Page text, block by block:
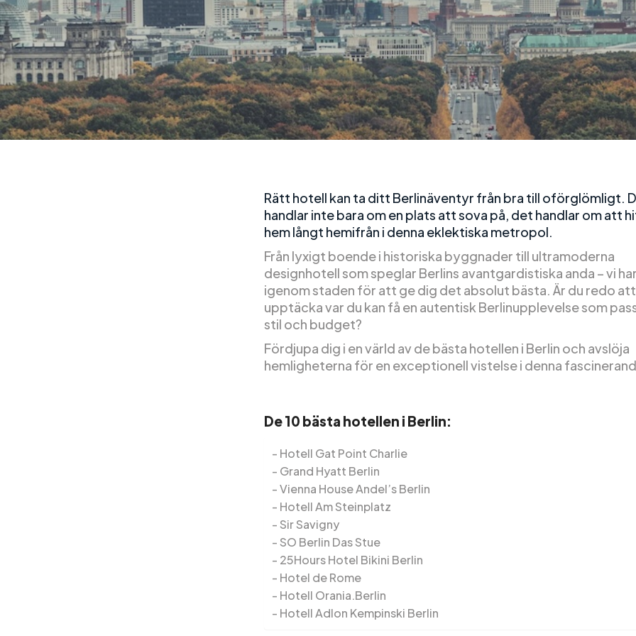
Rätt hotell kan ta ditt Berlinäventyr från bra till oförglömligt.
handlar inte bara om en plats att sova på, det handlar om att
hem långt hemifrån i denna eklektiska metropol.
Från lyxigt boende i historiska byggnader till ultramoderna
designhotell som speglar Berlins avantgardistiska anda – vi
igenom staden för att ge dig det absolut bästa. Är du redo att
upptäcka var du kan få en autentisk Berlinupplevelse som
stil och budget?
Fördjupa dig i en värld av de bästa hotellen i Berlin och avslöja
hemligheterna för en exceptionell vistelse i denna
De 10 bästa hotellen i Berlin:
Hotell Gat Point Charlie
Grand Hyatt Berlin
Vienna House Andel’s Berlin
Hotell Am Steinplatz
Sir Savigny
SO Berlin Das Stue
25Hours Hotel Bikini Berlin
Hotel de Rome
Hotell Orania.Berlin
Hotell Adlon Kempinski Berlin